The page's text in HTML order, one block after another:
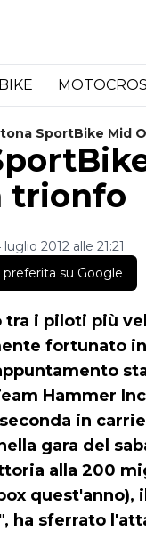
SportBike Mid
trionfo
2012 alle 21:21
su Google
tra i piloti più
fortunato
Hammer
in
gara del
alla 200
ha sferrato